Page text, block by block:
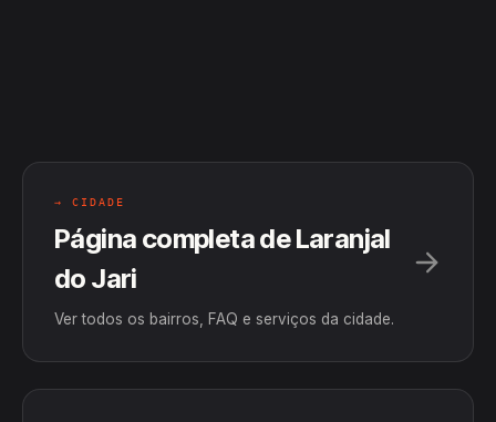
→ CIDADE
Página completa de Laranjal
do Jari
Ver todos os bairros, FAQ e serviços da cidade.